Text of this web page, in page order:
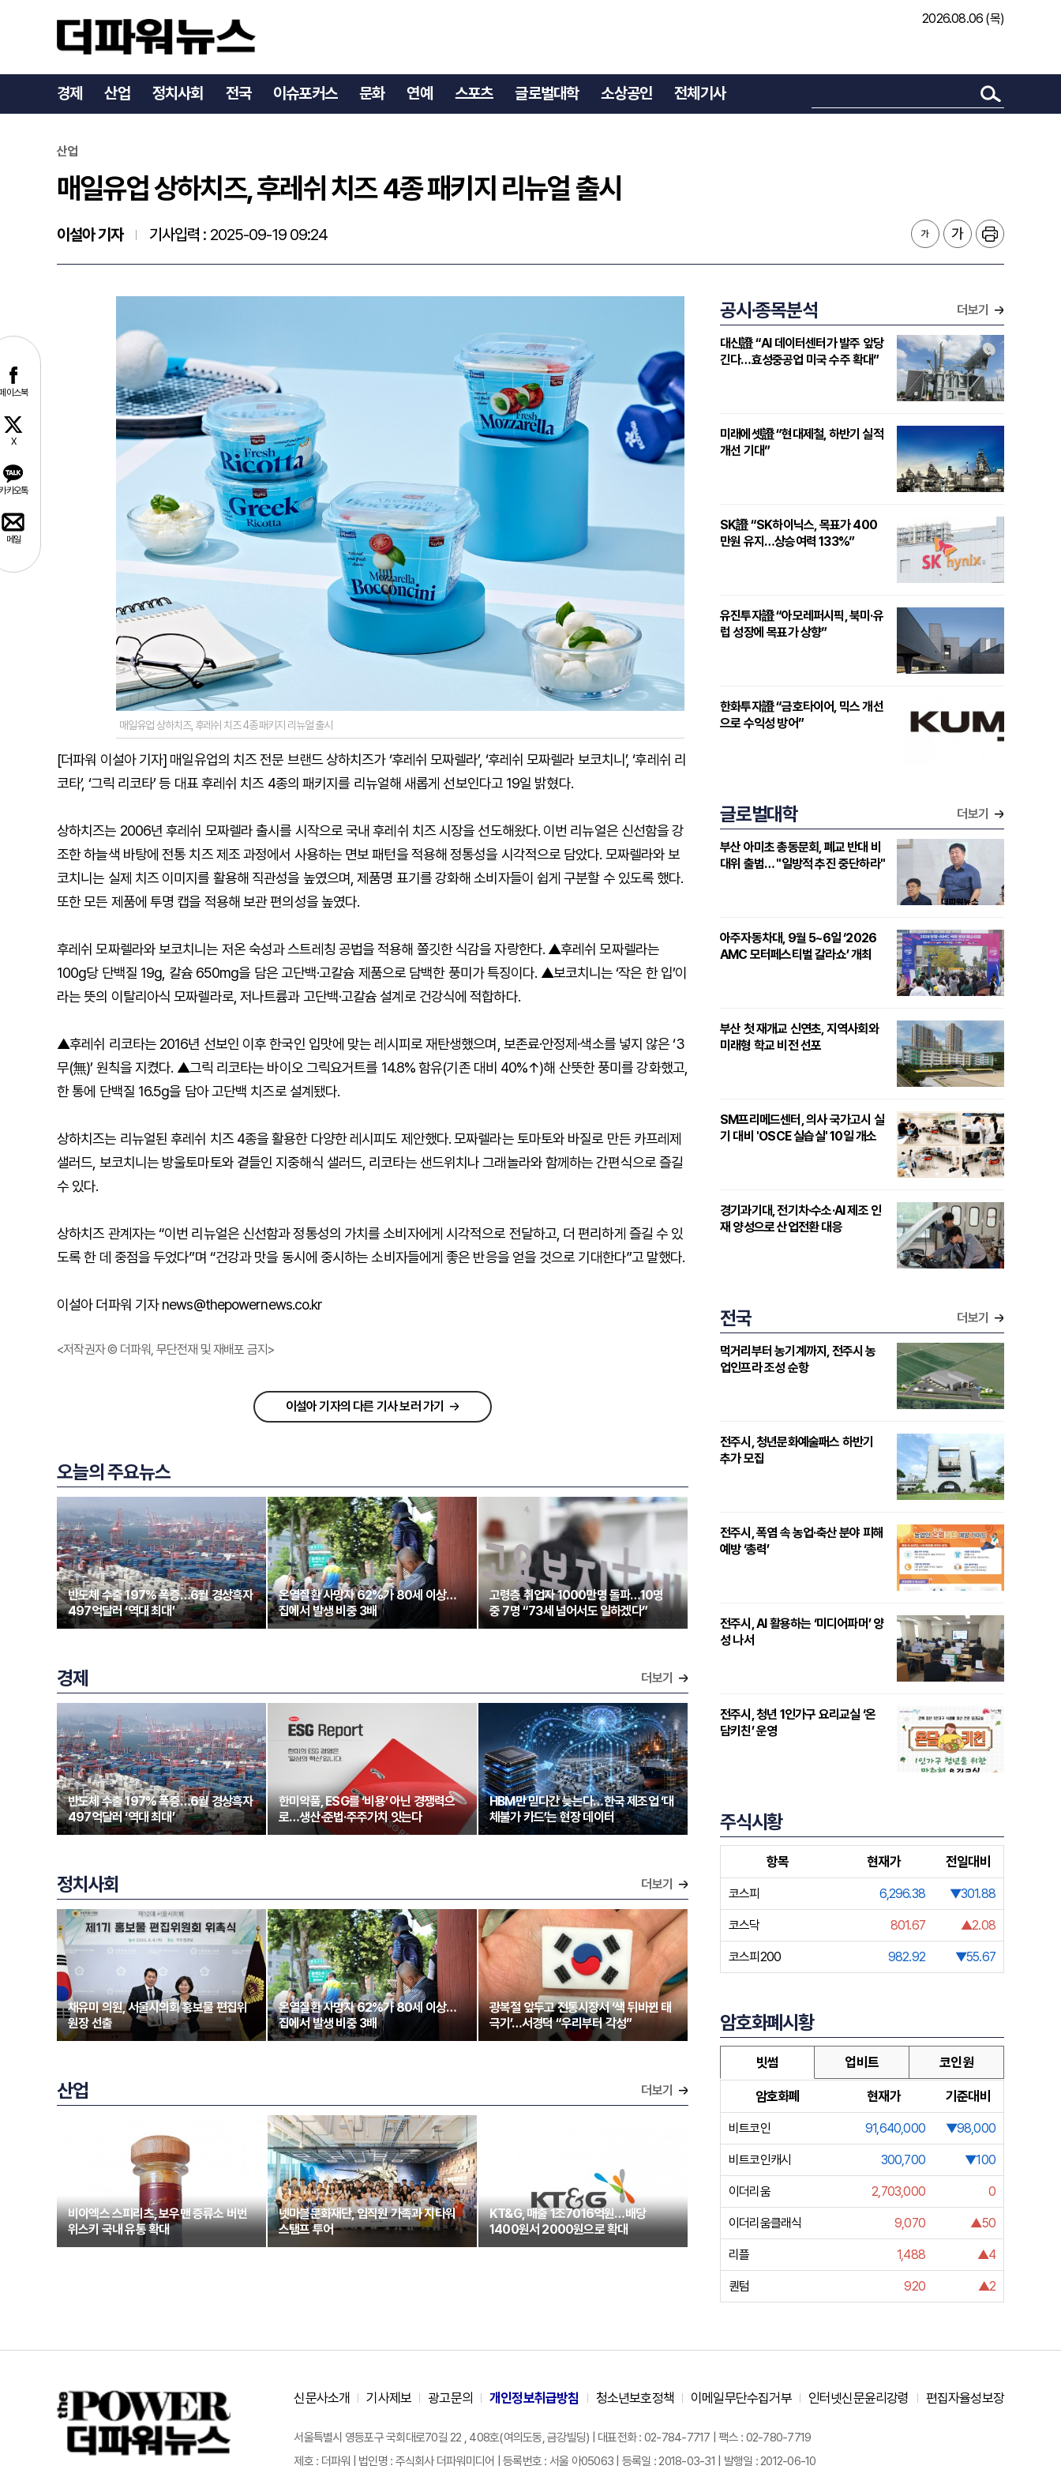
2026.08.06 (목)
경제 산업 정치사회 전국 이슈포커스 문화 연예 스포츠 글로벌대학 소상공인 전체기사
매일유업 상하치즈, 후레쉬 치즈 4종 패키지 리뉴얼 출시
이스북
X
카오톡
메일
산업
매일유업 상하치즈, 후레쉬 치즈 4종 패키지 리뉴얼 출시
이설아 기자 기사입력 : 2025-09-19 09:24
매일유업 상하치즈, 후레쉬 치즈 4종 패키지 리뉴얼 출시
[더파워 이설아 기자] 매일유업의 치즈 전문 브랜드 상하치즈가 ‘후레쉬 모짜렐라’, ‘후레쉬 모짜렐라 보코치니’, ‘후레쉬 리
코타’, ‘그릭 리코타’ 등 대표 후레쉬 치즈 4종의 패키지를 리뉴얼해 새롭게 선보인다고 19일 밝혔다.
상하치즈는 2006년 후레쉬 모짜렐라 출시를 시작으로 국내 후레쉬 치즈 시장을 선도해왔다. 이번 리뉴얼은 신선함을 강
조한 하늘색 바탕에 전통 치즈 제조 과정에서 사용하는 면보 패턴을 적용해 정통성을 시각적으로 담았다. 모짜렐라와 보
코치니는 실제 치즈 이미지를 활용해 직관성을 높였으며, 제품명 표기를 강화해 소비자들이 쉽게 구분할 수 있도록 했다.
또한 모든 제품에 투명 캡을 적용해 보관 편의성을 높였다.
후레쉬 모짜렐라와 보코치니는 저온 숙성과 스트레칭 공법을 적용해 쫄깃한 식감을 자랑한다. ▲후레쉬 모짜렐라는
100g당 단백질 19g, 칼슘 650mg을 담은 고단백·고칼슘 제품으로 담백한 풍미가 특징이다. ▲보코치니는 ‘작은 한 입’이
라는 뜻의 이탈리아식 모짜렐라로, 저나트륨과 고단백·고칼슘 설계로 건강식에 적합하다.
▲후레쉬 리코타는 2016년 선보인 이후 한국인 입맛에 맞는 레시피로 재탄생했으며, 보존료·안정제·색소를 넣지 않은 ‘3
무(無)’ 원칙을 지켰다. ▲그릭 리코타는 바이오 그릭요거트를 14.8% 함유(기존 대비 40%↑)해 산뜻한 풍미를 강화했고,
한 통에 단백질 16.5g을 담아 고단백 치즈로 설계됐다.
상하치즈는 리뉴얼된 후레쉬 치즈 4종을 활용한 다양한 레시피도 제안했다. 모짜렐라는 토마토와 바질로 만든 카프레제
샐러드, 보코치니는 방울토마토와 곁들인 지중해식 샐러드, 리코타는 샌드위치나 그래놀라와 함께하는 간편식으로 즐길
수 있다.
상하치즈 관계자는 “이번 리뉴얼은 신선함과 정통성의 가치를 소비자에게 시각적으로 전달하고, 더 편리하게 즐길 수 있
도록 한 데 중점을 두었다”며 “건강과 맛을 동시에 중시하는 소비자들에게 좋은 반응을 얻을 것으로 기대한다”고 말했다.
이설아 더파워 기자 news@thepowernews.co.kr
<저작권자 © 더파워, 무단전재 및 재배포 금지>
이설아 기자의 다른 기사 보러 가기
오늘의 주요뉴스
반도체 수출 197% 폭증…6월 경상흑자
497억달러 ‘역대 최대’
온열질환 사망자 62%가 80세 이상…
집에서 발생 비중 3배
고령층 취업자 1000만명 돌파…10명
중 7명 “73세 넘어서도 일하겠다”
경제 더보기
반도체 수출 197% 폭증…6월 경상흑자
497억달러 ‘역대 최대’
한미약품, ESG를 ‘비용’ 아닌 경쟁력으
로…생산·준법·주주가치 잇는다
HBM만 믿다간 늦는다…한국 제조업 ‘대
체불가 카드’는 현장 데이터
정치사회 더보기
채유미 의원, 서울시의회 홍보물 편집위
원장 선출
온열질환 사망자 62%가 80세 이상…
집에서 발생 비중 3배
광복절 앞두고 전통시장서 ‘색 뒤바뀐 태
극기’…서경덕 “우리부터 각성”
산업 더보기
비이엑스 스피리츠, 보우맨 증류소 버번
위스키 국내 유통 확대
넷마블문화재단, 임직원 가족과 지타워
스탬프 투어
KT&G, 매출 1조7016억원…배당
1400원서 2000원으로 확대
공시·종목분석 더보기
대신證 “AI 데이터센터가 발주 앞당
긴다…효성중공업 미국 수주 확대”
미래에셋證 “현대제철, 하반기 실적
개선 기대”
SK證 “SK하이닉스, 목표가 400
만원 유지…상승여력 133%”
유진투자證 “아모레퍼시픽, 북미·유
럽 성장에 목표가 상향”
한화투자證 “금호타이어, 믹스 개선
으로 수익성 방어”
글로벌대학 더보기
부산 아미초 총동문회, 폐교 반대 비
대위 출범… "일방적 추진 중단하라"
아주자동차대, 9월 5~6일 ‘2026
AMC 모터페스티벌 갈라쇼’ 개최
부산 첫 재개교 신연초, 지역사회와
미래형 학교 비전 선포
SM프리메드센터, 의사 국가고시 실
기 대비 'OSCE 실습실' 10일 개소
경기과기대, 전기차·수소·AI 제조 인
재 양성으로 산업전환 대응
전국 더보기
먹거리부터 농기계까지, 전주시 농
업인프라 조성 순항
전주시, 청년문화예술패스 하반기
추가 모집
전주시, 폭염 속 농업·축산 분야 피해
예방 ‘총력’
전주시, AI 활용하는 ‘미디어파머’ 양
성 나서
전주시, 청년 1인가구 요리교실 ‘온
담키친’ 운영
주식시황
항목 현재가 전일대비
코스피 6,296.38 ▼301.88
코스닥 801.67 ▲2.08
코스피200 982.92 ▼55.67
암호화폐시황
빗썸 업비트 코인원
암호화폐 현재가 기준대비
비트코인 91,640,000 ▼98,000
비트코인캐시 300,700 ▼100
이더리움 2,703,000 0
이더리움클래식 9,070 ▲50
리플 1,488 ▲4
퀀텀 920 ▲2
신문사소개 기사제보 광고문의 개인정보취급방침 청소년보호정책 이메일무단수집거부 인터넷신문윤리강령 편집자율성보장
서울특별시 영등포구 국회대로70길 22 , 408호(여의도동, 금강빌딩) | 대표전화 : 02-784-7717 | 팩스 : 02-780-7719
제호 : 더파워 | 법인명 : 주식회사 더파워미디어 | 등록번호 : 서울 아05063 | 등록일 : 2018-03-31 | 발행일 : 2012-06-10